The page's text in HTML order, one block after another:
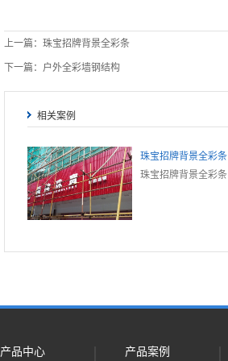
上一篇： 珠宝招牌背景全彩条
下一篇： 户外全彩墙钢结构
相关案例
珠宝招牌背景全彩条
珠宝招牌背景全彩条
产品中心 产品案例